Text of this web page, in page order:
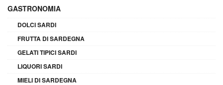
GASTRONOMIA
DOLCI SARDI
FRUTTA DI SARDEGNA
GELATI TIPICI SARDI
LIQUORI SARDI
MIELI DI SARDEGNA